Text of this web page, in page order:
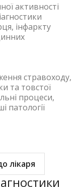
активності
інфаркту
стравоходу,
та товстої
процеси,
патології
лікаря